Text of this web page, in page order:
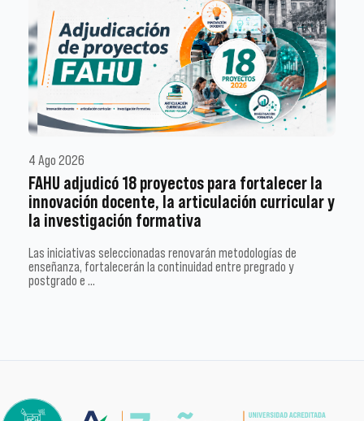
4 Ago 2026
FAHU adjudicó 18 proyectos para fortalecer la
innovación docente, la articulación curricular y
la investigación formativa
Las iniciativas seleccionadas renovarán metodologías de
enseñanza, fortalecerán la continuidad entre pregrado y
postgrado e …